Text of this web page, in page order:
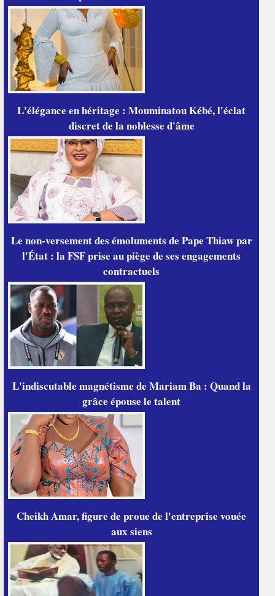
L'élégance en héritage : Mouminatou Kébé, l'éclat
discret de la noblesse d'âme
Le non-versement des émoluments de Pape Thiaw par
l'État : la FSF prise au piège de ses engagements
contractuels
L'indiscutable magnétisme de Mariam Ba : Quand la
grâce épouse le talent
Cheikh Amar, figure de proue de l'entreprise vouée
aux siens